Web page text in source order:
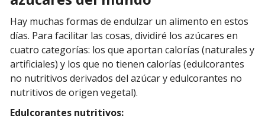
Hay muchas formas de endulzar un alimento en estos
días. Para facilitar las cosas, dividiré los azúcares en
cuatro categorías: los que aportan calorías (naturales y
artificiales) y los que no tienen calorías (edulcorantes
no nutritivos derivados del azúcar y edulcorantes no
nutritivos de origen vegetal).
Edulcorantes nutritivos: